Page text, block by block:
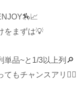
をまずは💡
単品~と1/3以上列🔎
もチャンスアリ🙆‍♂️